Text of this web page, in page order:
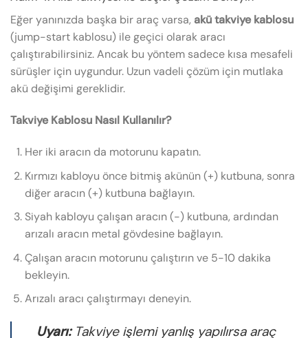
Eğer yanınızda başka bir araç varsa, akü takviye kablosu
(jump-start kablosu) ile geçici olarak aracı
çalıştırabilirsiniz. Ancak bu yöntem sadece kısa mesafeli
sürüşler için uygundur. Uzun vadeli çözüm için mutlaka
akü değişimi gereklidir.
Takviye Kablosu Nasıl Kullanılır?
Her iki aracın da motorunu kapatın.
Kırmızı kabloyu önce bitmiş akünün (+) kutbuna, sonra
diğer aracın (+) kutbuna bağlayın.
Siyah kabloyu çalışan aracın (-) kutbuna, ardından
arızalı aracın metal gövdesine bağlayın.
Çalışan aracın motorunu çalıştırın ve 5-10 dakika
bekleyin.
Arızalı aracı çalıştırmayı deneyin.
Uyarı:Takviye işlemi yanlış yapılırsa araç